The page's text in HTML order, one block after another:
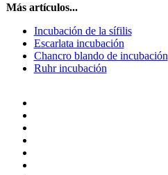
Más artículos...
Incubación de la sífilis
Escarlata incubación
Chancro blando de incubación
Ruhr incubación